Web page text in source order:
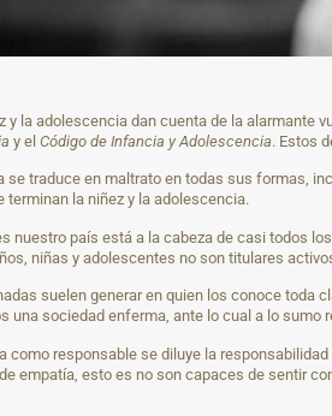
y la adolescencia dan cuenta de la alarmante
y el Código de Infancia y Adolescencia. Estos
se traduce en maltrato en todas sus formas,
terminan la niñez y la adolescencia.
nuestro país está a la cabeza de casi todos
niñas y adolescentes no son titulares
suelen generar en quien los conoce
una sociedad enferma, ante lo cual a lo sumo
como responsable se diluye la
empatía, esto es no son capaces de sentir